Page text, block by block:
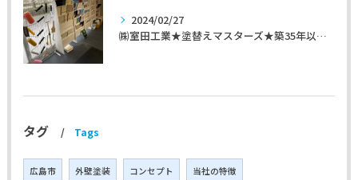
2024/02/27
㈱室田工業★塗替えマスターズ★築35年以上のお宅の施工事例
タグ Tags
広島市 外壁塗装 コンセプト 当社の特徴